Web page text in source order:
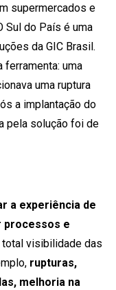
supermercados e
Sul do País é uma
da GIC Brasil.
ferramenta: uma
uma ruptura
a implantação do
pela solução foi de
a experiência de
processos e
visibilidade das
rupturas,
melhoria na